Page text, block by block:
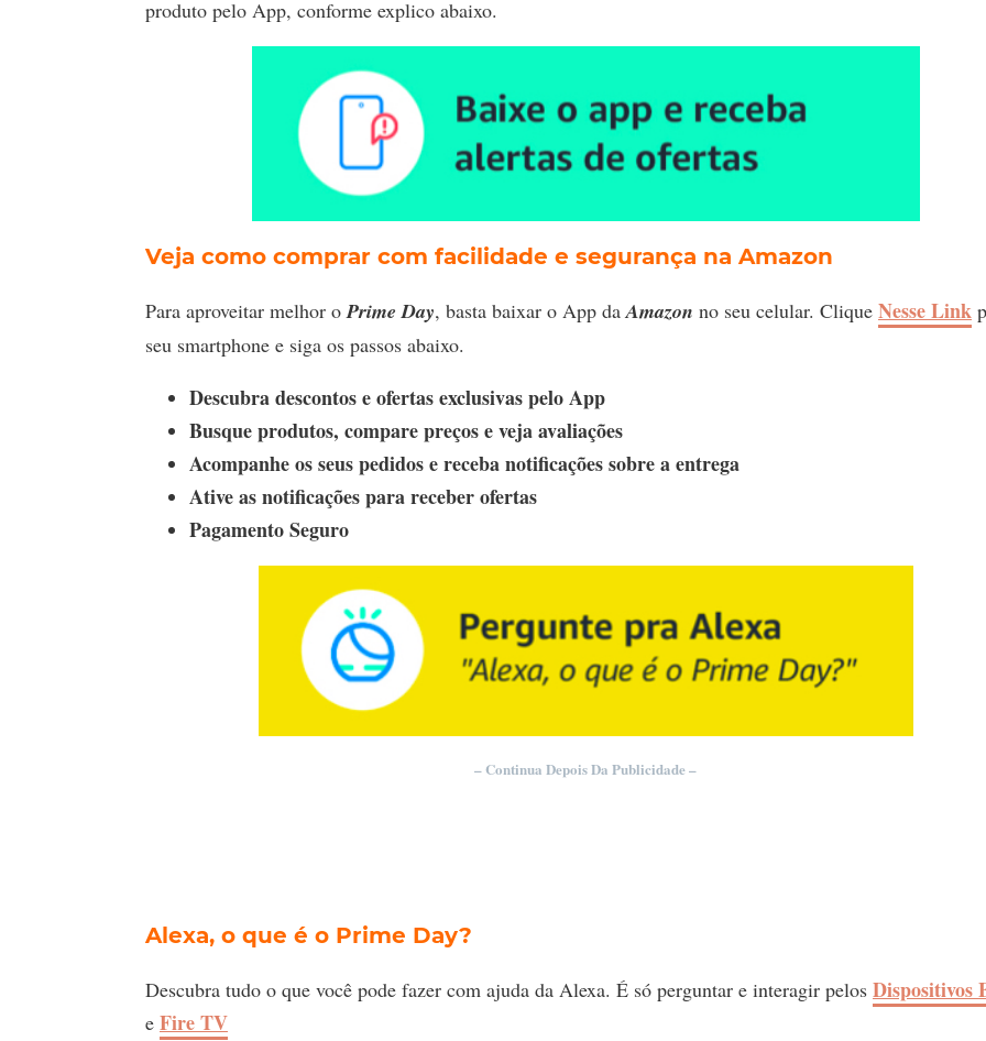
produto pelo App, conforme explico abaixo.
Veja como comprar com facilidade e segurança na Amazon
Para aproveitar melhor o Prime Day, basta baixar o App da Amazon no seu celular. Clique Nesse Link
seu smartphone e siga os passos abaixo.
Descubra descontos e ofertas exclusivas pelo App
Busque produtos, compare preços e veja avaliações
Acompanhe os seus pedidos e receba notificações sobre a entrega
Ative as notificações para receber ofertas
Pagamento Seguro
– Continua Depois Da Publicidade –
Alexa, o que é o Prime Day?
Descubra tudo o que você pode fazer com ajuda da Alexa. É só perguntar e interagir pelos Dispositivos
e Fire TV